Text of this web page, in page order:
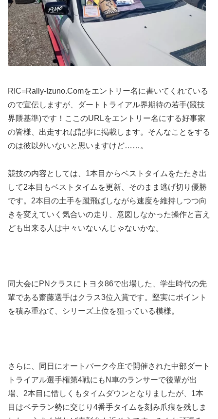
RIC=Rally-Izuno.Comをエントリー名に書いてくれている
ので宣伝しますが、ダートトライアル界期待の若手(競技
界隈基準)です！ここのURLをエントリー名にする好事家
の皆様、出走すれば記事に掲載します。そんなことをする
のは彼以外いないと思いますけど……。
競技の内容としては、1本目からベストタイムをたたき出
して2本目もベストタイムを更新、そのまま逃げ切り優勝
です。2本目の土手を蹴飛ばしながら速度を維持しつつ向
きを変えていく気合いの走り、意図しなかった操作と言え
ども出来る人は中々いないんじゃないかな。
同大会にPNクラスにトヨタ86で出場した、学生時代の先
輩である齋藤選手はクラス3位入賞です。堅実にポイント
を積み重ねて、シリーズ上位を狙っている模様。
さらに、同日にオートパーク今庄で開催された中部ダート
トライアル選手権第4戦にもN車のランサーで後輩が出
場、2本目に惜しくもタイムダウンとなりましたが、1本
目はベテラン勢に交じり4番手タイムを刻み爪痕を残しま